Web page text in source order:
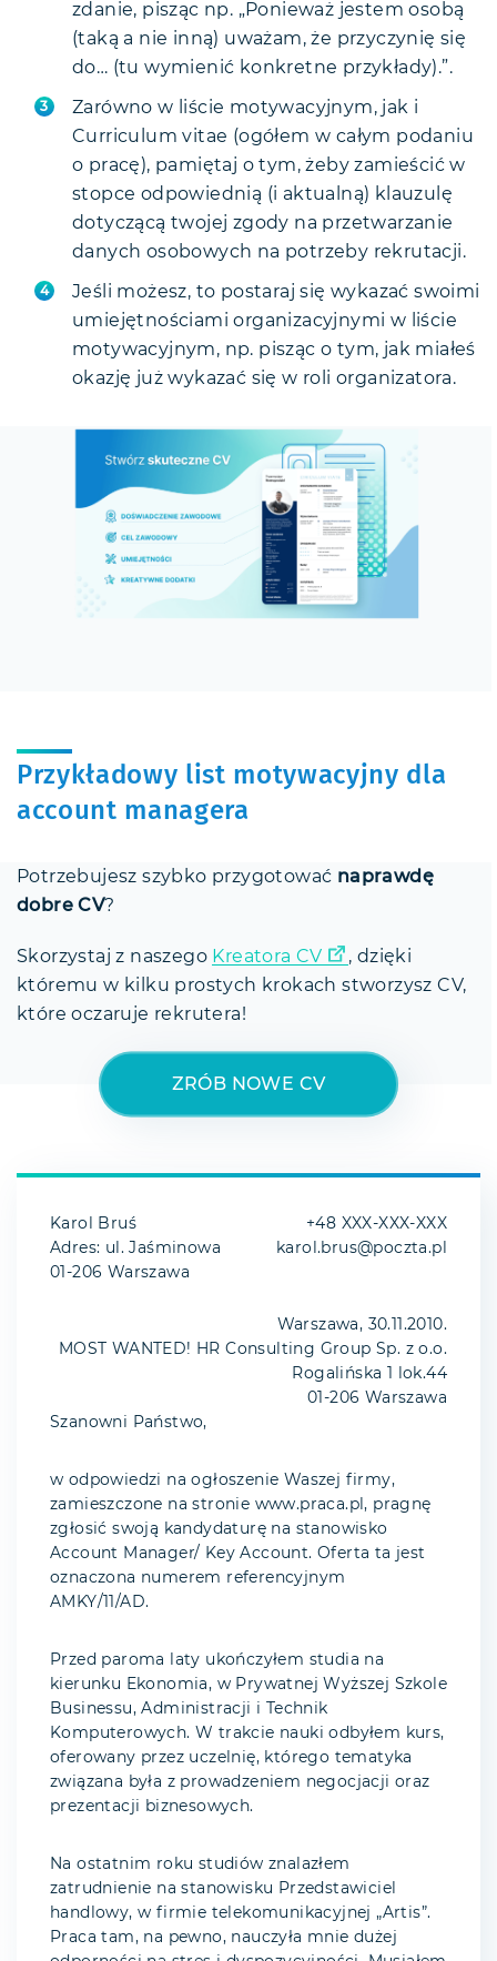
zdanie, pisząc np. „Ponieważ jestem osobą
(taką a nie inną) uważam, że przyczynię się
do… (tu wymienić konkretne przykłady).”.
Zarówno w liście motywacyjnym, jak i
Curriculum vitae (ogółem w całym podaniu
o pracę), pamiętaj o tym, żeby zamieścić w
stopce odpowiednią (i aktualną) klauzulę
dotyczącą twojej zgody na przetwarzanie
danych osobowych na potrzeby rekrutacji.
Jeśli możesz, to postaraj się wykazać swoimi
umiejętnościami organizacyjnymi w liście
motywacyjnym, np. pisząc o tym, jak miałeś
okazję już wykazać się w roli organizatora.
Przykładowy list motywacyjny dla
account managera
Potrzebujesz szybko przygotować naprawdę
dobre CV?
Skorzystaj z naszego Kreatora CV
, dzięki
któremu w kilku prostych krokach stworzysz CV,
które oczaruje rekrutera!
ZRÓB NOWE CV
Karol Bruś
Adres: ul. Jaśminowa
01-206 Warszawa
+48 XXX-XXX-XXX
karol.brus@poczta.pl
Warszawa, 30.11.2010.
MOST WANTED! HR Consulting Group Sp. z o.o.
Rogalińska 1 lok.44
01-206 Warszawa
Szanowni Państwo,
w odpowiedzi na ogłoszenie Waszej firmy,
zamieszczone na stronie www.praca.pl, pragnę
zgłosić swoją kandydaturę na stanowisko
Account Manager/ Key Account. Oferta ta jest
oznaczona numerem referencyjnym
AMKY/11/AD.
Przed paroma laty ukończyłem studia na
kierunku Ekonomia, w Prywatnej Wyższej Szkole
Businessu, Administracji i Technik
Komputerowych. W trakcie nauki odbyłem kurs,
oferowany przez uczelnię, którego tematyka
związana była z prowadzeniem negocjacji oraz
prezentacji biznesowych.
Na ostatnim roku studiów znalazłem
zatrudnienie na stanowisku Przedstawiciel
handlowy, w firmie telekomunikacyjnej „Artis”.
Praca tam, na pewno, nauczyła mnie dużej